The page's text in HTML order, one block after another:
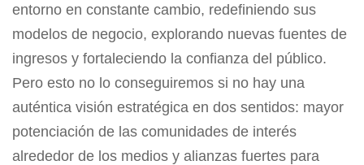
entorno en constante cambio, redefiniendo sus
modelos de negocio, explorando nuevas fuentes de
ingresos y fortaleciendo la confianza del público.
Pero esto no lo conseguiremos si no hay una
auténtica visión estratégica en dos sentidos: mayor
potenciación de las comunidades de interés
alrededor de los medios y alianzas fuertes para